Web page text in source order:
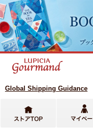
Global Shipping Guidance